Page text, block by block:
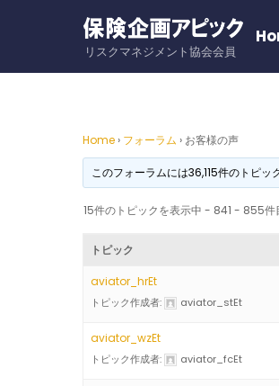
リスクマネジメント協会会員
Home › フォーラム › お客様の声
このフォーラムには36,115件のトピ
15件のトピックを表示中 - 841 - 855件
トピック
aviator_hrEt
トピック作成者: aviator_stEt
aviator_wzEt
トピック作成者: aviator_fcEt